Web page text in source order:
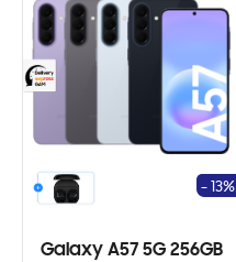
Galaxy A57 5G 256GB
- 13%